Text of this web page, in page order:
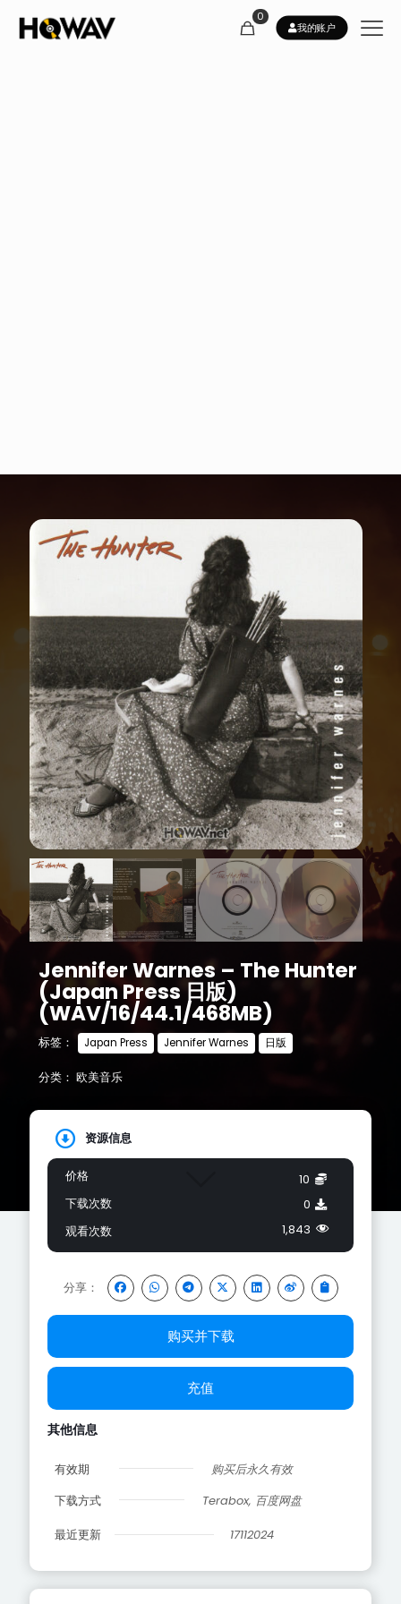
0
我的账户
Jennifer Warnes – The Hunter
(Japan Press 日版)
(WAV/16/44.1/468MB)
标签： Japan Press Jennifer Warnes 日版
分类： 欧美音乐
资源信息
价格
下载次数
观看次数
10
0
1,843
分享：
购买并下载
充值
其他信息
有效期
购买后永久有效
下载方式
Terabox, 百度网盘
最近更新
17112024